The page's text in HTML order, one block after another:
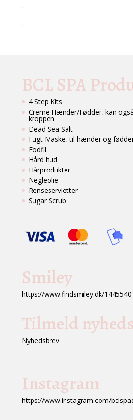
BCL SPA
4 Step Kits
Creme Hænder/Fødder, kan
kroppen
Dead Sea Salt
Fugt Maske, til hænder og
Fodfil
Hård hud
Hårprodukter
Negleolie
Renseservietter
Sugar Scrub
Smiley
https://www.findsmiley.dk/1445540
Tilmeld
Nyhedsbrev
Instagram
https://www.instagram.com/